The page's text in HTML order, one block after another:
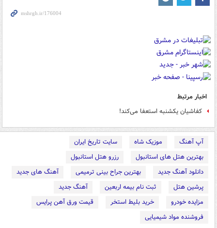
اخبار مرتبط
کفاشیان یکشنبه استعفا می‌‌کند!
آپ آهنگ موزیک شاه
سایت تاریخ ایران
بهترین هتل های استانبول
رزرو هتل استانبول
دانلود آهنگ جدید
بهترین جراح بینی ترمیمی
آهنگ های جدید
پرشین هتل
ثبت نام بیمه اربعین
آهنگ جدید
مزایده خودرو
خرید بلیط استخر
قیمت ورق آهن پرایس
فروشنده مواد شیمیایی